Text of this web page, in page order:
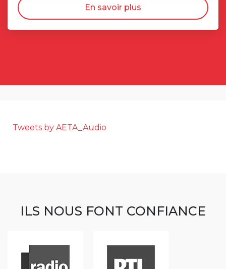
En savoir plus
Tweets by AETA_Audio
ILS NOUS FONT CONFIANCE